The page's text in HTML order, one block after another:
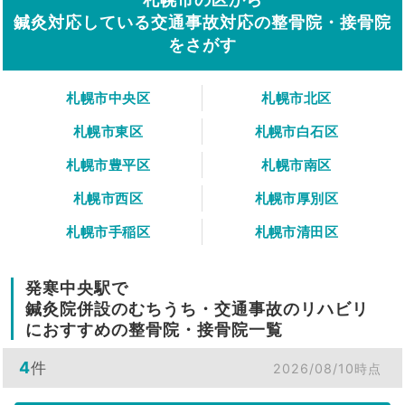
鍼灸対応している交通事故対応の整骨院・接骨院
をさがす
札幌市中央区
札幌市北区
札幌市東区
札幌市白石区
札幌市豊平区
札幌市南区
札幌市西区
札幌市厚別区
札幌市手稲区
札幌市清田区
発寒中央駅で
鍼灸院併設のむちうち・交通事故のリハビリ
におすすめの整骨院・接骨院一覧
4件 2026/08/10時点